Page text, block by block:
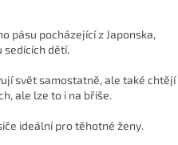
pásu pocházející z Japonska,
sedících dětí.
svět samostatně, ale také chtějí
ale lze to i na břiše.
ideální pro těhotné ženy.